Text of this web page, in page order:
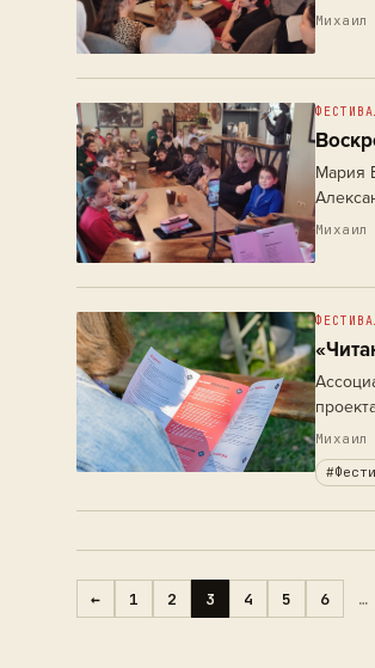
Михаил
Мария
Михаил
Михаил
← 1 2 3 4 5 6 …